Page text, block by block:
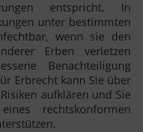
entspricht. In
unter bestimmten
wenn sie den
Erben verletzen
Benachteiligung
Erbrecht kann Sie über
aufklären und Sie
rechtskonformen